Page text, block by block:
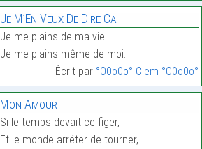
Je M’En Veux De Dire Ca
Je me plains de ma vie
Je me plains même de moi…
Écrit par °O0o0o° Clem °O0o0o°
Mon Amour
Si le temps devait ce figer,
Et le monde arréter de tourner,…